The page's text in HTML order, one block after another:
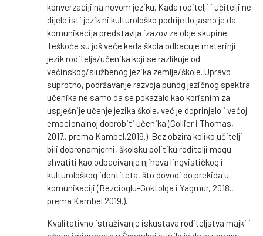
konverzaciji na novom jeziku. Kada roditelji i učitelji ne
dijele isti jezik ni kulturološko podrijetlo jasno je da
komunikacija predstavlja izazov za obje skupine.
Teškoće su još veće kada škola odbacuje materinji
jezik roditelja/učenika koji se razlikuje od
većinskog/službenog jezika zemlje/škole. Upravo
suprotno, podržavanje razvoja punog jezičnog spektra
učenika ne samo da se pokazalo kao korisnim za
uspješnije učenje jezika škole, već je doprinjelo i većoj
emocionalnoj dobrobiti učenika (Collier i Thomas,
2017., prema Kambel,2019.). Bez obzira koliko učitelji
bili dobronamjerni, školsku politiku roditelji mogu
shvatiti kao odbacivanje njihova lingvističkog i
kulturološkog identiteta, što dovodi do prekida u
komunikaciji (Bezcioglu-Goktolga i Yagmur, 2018.,
prema Kambel 2019.).
Kvalitativno istraživanje iskustava roditeljstva majki i